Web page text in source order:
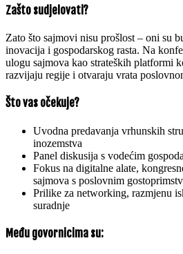
Zašto sudjelovati?
Zato što sajmovi nisu prošlost – oni su
inovacija i gospodarskog rasta. Na
ulogu sajmova kao strateških platformi
razvijaju regije i otvaraju vrata
Što vas očekuje?
Uvodna predavanja vrhunskih
inozemstva
Panel diskusija s vodećim
Fokus na digitalne alate,
sajmova s poslovnim
Prilike za networking, razmjenu
suradnje
Među govornicima su: